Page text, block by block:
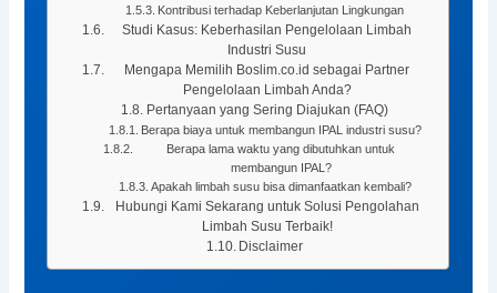
Kontribusi terhadap Keberlanjutan Lingkungan
Studi Kasus: Keberhasilan Pengelolaan Limbah
Industri Susu
Mengapa Memilih Boslim.co.id sebagai Partner
Pengelolaan Limbah Anda?
Pertanyaan yang Sering Diajukan (FAQ)
Berapa biaya untuk membangun IPAL industri susu?
Berapa lama waktu yang dibutuhkan untuk
membangun IPAL?
Apakah limbah susu bisa dimanfaatkan kembali?
Hubungi Kami Sekarang untuk Solusi Pengolahan
Limbah Susu Terbaik!
Disclaimer